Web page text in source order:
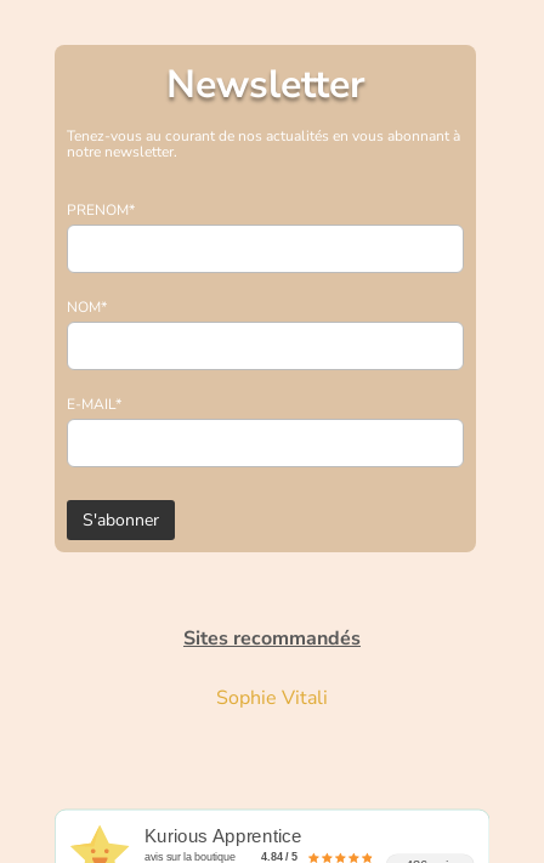
Newsletter
Tenez-vous au courant de nos actualités en vous abonnant à
notre newsletter.
PRENOM*
NOM*
E-MAIL*
Sites recommandés
Sophie Vitali
Kurious Apprentice
avis sur la boutique 4.84 / 5